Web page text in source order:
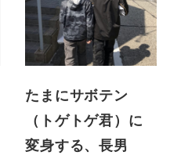
たまにサボテン
（トゲトゲ君）に
変身する、長男